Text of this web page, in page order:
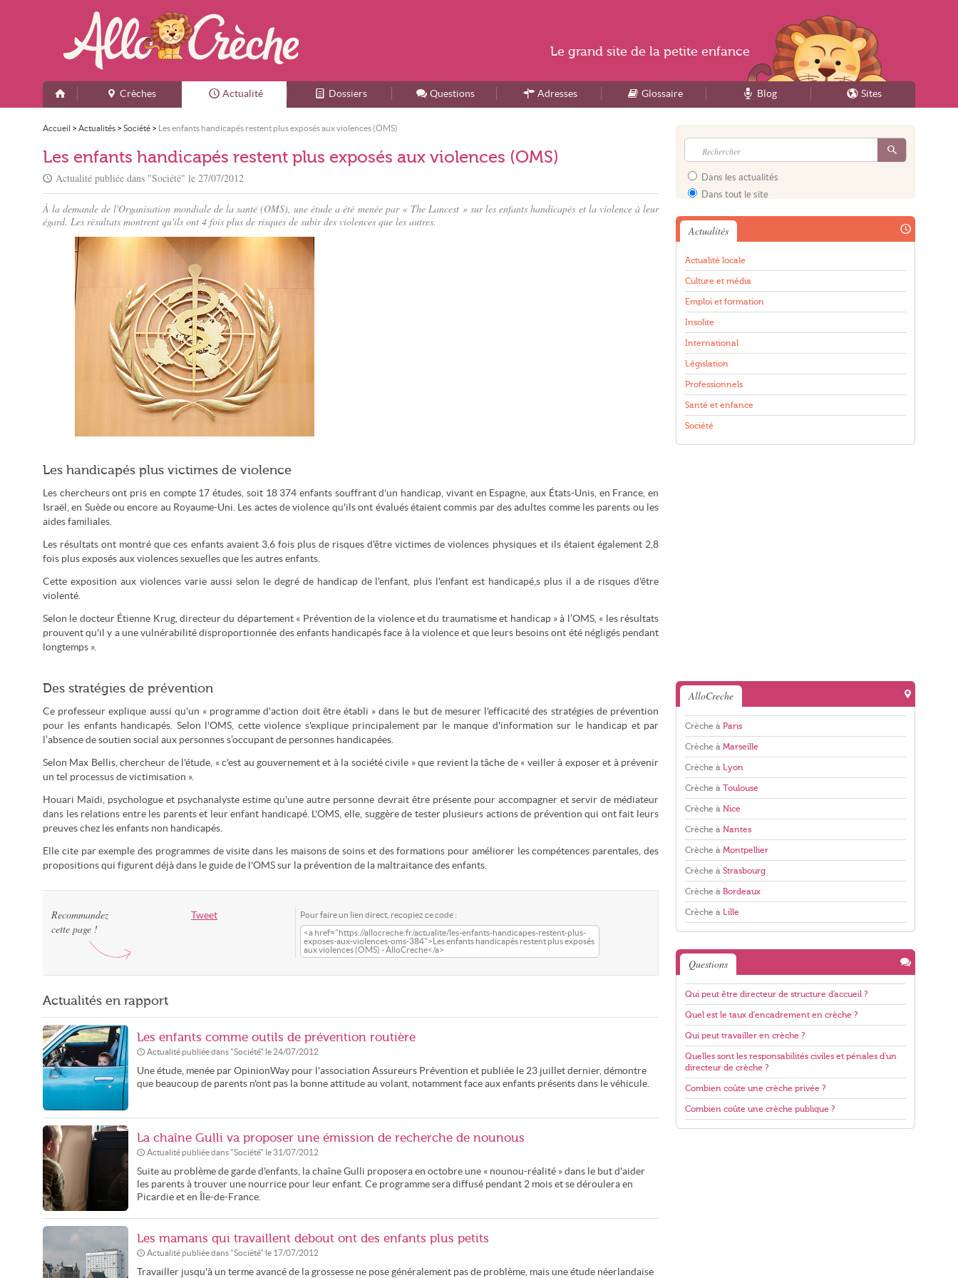
Accueil
Crèches Actualité Dossiers Questions Adresses Glossaire Blog Sites
Accueil > Actualités > Société > Les enfants handicapés restent plus exposés aux violences (OMS)
Les enfants handicapés restent plus exposés aux violences (OMS)
Actualité publiée dans "Société" le 27/07/2012
À la demande de l'Organisation mondiale de la santé (OMS), une étude a été menée par « The Lancest » sur les enfants handicapés et la violence à leur
égard. Les résultats montrent qu'ils ont 4 fois plus de risques de subir des violences que les autres.
Mission Geneva / CC-by-nd)
Les handicapés plus victimes de violence
Les chercheurs ont pris en compte 17 études, soit 18 374 enfants souffrant d'un handicap, vivant en Espagne, aux États-Unis, en France, en
Israël, en Suède ou encore au Royaume-Uni. Les actes de violence qu'ils ont évalués étaient commis par des adultes comme les parents ou les
aides familiales.
Les résultats ont montré que ces enfants avaient 3,6 fois plus de risques d'être victimes de violences physiques et ils étaient également 2,8
fois plus exposés aux violences sexuelles que les autres enfants.
Cette exposition aux violences varie aussi selon le degré de handicap de l'enfant, plus l'enfant est handicapé,s plus il a de risques d'être
violenté.
Selon le docteur Étienne Krug, directeur du département « Prévention de la violence et du traumatisme et handicap » à l’OMS, « les résultats
prouvent qu'il y a une vulnérabilité disproportionnée des enfants handicapés face à la violence et que leurs besoins ont été négligés pendant
longtemps ».
Des stratégies de prévention
Ce professeur explique aussi qu'un « programme d'action doit être établi » dans le but de mesurer l'efficacité des stratégies de prévention
pour les enfants handicapés. Selon l'OMS, cette violence s'explique principalement par le manque d'information sur le handicap et par
l’absence de soutien social aux personnes s’occupant de personnes handicapées.
Selon Max Bellis, chercheur de l'étude, « c'est au gouvernement et à la société civile » que revient la tâche de « veiller à exposer et à prévenir
un tel processus de victimisation ».
Houari Maïdi, psychologue et psychanalyste estime qu'une autre personne devrait être présente pour accompagner et servir de médiateur
dans les relations entre les parents et leur enfant handicapé. L'OMS, elle, suggère de tester plusieurs actions de prévention qui ont fait leurs
preuves chez les enfants non handicapés.
Elle cite par exemple des programmes de visite dans les maisons de soins et des formations pour améliorer les compétences parentales, des
propositions qui figurent déjà dans le guide de l'OMS sur la prévention de la maltraitance des enfants.
Tweet
Recommandez
cette page !
Pour faire un lien direct, recopiez ce code :
<a href="https://allocreche.fr/actualite/les-enfants-handicapes-restent-plus-
exposes-aux-violences-oms-384">Les enfants handicapés restent plus exposés
aux violences (OMS) - AlloCreche</a>
Actualités en rapport
Les enfants comme outils de prévention routière
Actualité publiée dans "Société" le 24/07/2012
Une étude, menée par OpinionWay pour l'association Assureurs Prévention et publiée le 23 juillet dernier, démontre
que beaucoup de parents n'ont pas la bonne attitude au volant, notamment face aux enfants présents dans le véhicule.
La chaîne Gulli va proposer une émission de recherche de nounous
Actualité publiée dans "Société" le 31/07/2012
Suite au problème de garde d'enfants, la chaîne Gulli proposera en octobre une « nounou-réalité » dans le but d'aider
les parents à trouver une nourrice pour leur enfant. Ce programme sera diffusé pendant 2 mois et se déroulera en
Picardie et en Île-de-France.
Les mamans qui travaillent debout ont des enfants plus petits
Actualité publiée dans "Société" le 17/07/2012
Travailler jusqu'à un terme avancé de la grossesse ne pose généralement pas de problème, mais une étude néerlandaise
Dans les actualités
Dans tout le site
Actualités
Actualité locale
Culture et média
Emploi et formation
Insolite
International
Législation
Professionnels
Santé et enfance
Société
AlloCreche
Crèche à Paris
Crèche à Marseille
Crèche à Lyon
Crèche à Toulouse
Crèche à Nice
Crèche à Nantes
Crèche à Montpellier
Crèche à Strasbourg
Crèche à Bordeaux
Crèche à Lille
Questions
Qui peut être directeur de structure d'accueil ?
Quel est le taux d'encadrement en crèche ?
Qui peut travailler en crèche ?
Quelles sont les responsabilités civiles et pénales d'un
directeur de crèche ?
Combien coûte une crèche privée ?
Combien coûte une crèche publique ?
Le grand site de la petite enfance